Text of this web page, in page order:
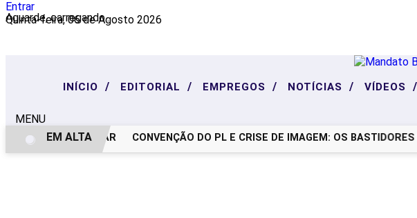
Aguarde, carregando...
Entrar
Quinta-feira, 06 de Agosto 2026
INÍCIO / EDITORIAL / EMPREGOS / NOTÍCIAS / VÍDEOS /
MENU
NOTA DE PESAR CONVENÇÃO DO PL E CRISE DE IMAGEM: OS BASTIDORES
EM ALTA